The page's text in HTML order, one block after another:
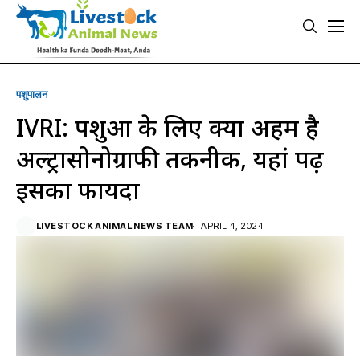
पशुपालन
IVRI: पशुओं के लिए क्यों अहम है
अल्ट्रासोनोग्राफी तकनीक, यहां पढ़ें
इसका फायदा
LIVESTOCK ANIMAL NEWS TEAM APRIL 4, 2024